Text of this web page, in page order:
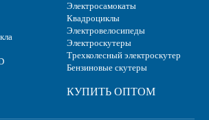
Электросамокаты
Квадроциклы
Электровелосипеды
Электроскутеры
Трехколесный электроскутер
Бензиновые скутеры
КУПИТЬ ОПТОМ